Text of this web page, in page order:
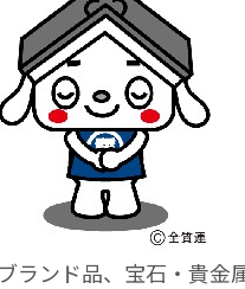
ランド品、宝石・貴金